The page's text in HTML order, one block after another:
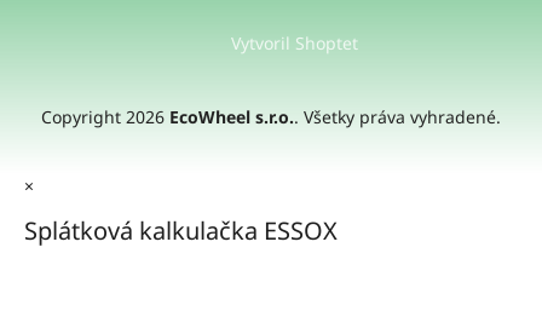
Vytvoril Shoptet
Copyright 2026 EcoWheel s.r.o.. Všetky práva vyhradené.
×
Splátková kalkulačka ESSOX